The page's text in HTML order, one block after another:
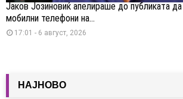
Јаков Јозиновиќ апелираше до публиката
мобилни телефони на...
17:01 - 6 август, 2026
НАЈНОВО